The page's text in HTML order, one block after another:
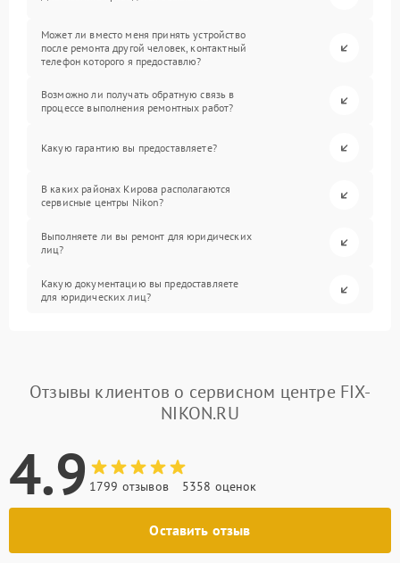
Может ли вместо меня принять устройство
после ремонта другой человек, контактный
телефон которого я предоставлю?
Возможно ли получать обратную связь в
процессе выполнения ремонтных работ?
Какую гарантию вы предоставляете?
В каких районах Кирова располагаются
сервисные центры Nikon?
Выполняете ли вы ремонт для юридических
лиц?
Какую документацию вы предоставляете
для юридических лиц?
Отзывы клиентов о сервисном центре FIX-
NIKON.RU
4.9 1799 отзывов 5358 оценок
Оставить отзыв